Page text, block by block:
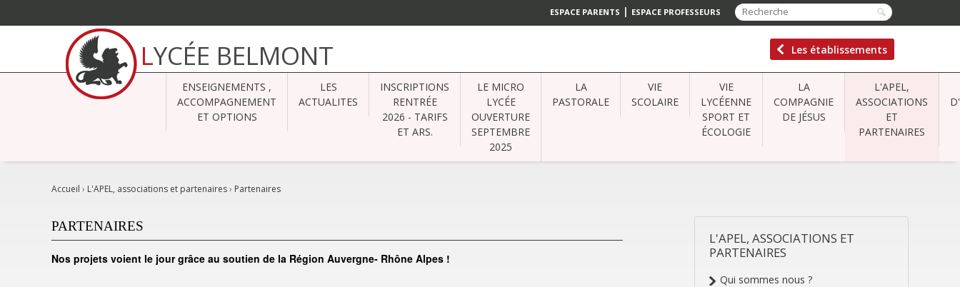
ESPACE PARENTS | ESPACE PROFESSEURS
contenu.
Aller
LYCÉE BELMONT Les établissements
ENSEIGNEMENTS ,
ACCOMPAGNEMENT
ET OPTIONS
LES
ACTUALITES
INSCRIPTIONS
RENTRÉE
2026 - TARIFS
ET ARS.
LE MICRO
LYCÉE
OUVERTURE
SEPTEMBRE
2025
LA
PASTORALE
VIE
SCOLAIRE
VIE
LYCÉENNE
SPORT ET
ÉCOLOGIE
LA
COMPAGNIE
DE JÉSUS
L'APEL,
ASSOCIATIONS
ET
PARTENAIRES
Accueil › L'APEL, associations et partenaires› Partenaires
NAVIGATION
L'APEL, ASSOCIATIONS ET
PARTENAIRES
Qui sommes nous ?
PARTENAIRES
Nos projets voient le jour grâce au soutien de la Région Auvergne- Rhône Alpes !